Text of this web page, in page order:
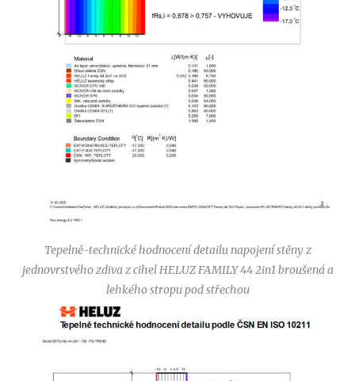
Tepelně-technické hodnocení detailu napojení stěny z
jednovrstvého zdiva z cihel HELUZ FAMILY 44 2in1 broušená a
lehkého stropu pod střechou